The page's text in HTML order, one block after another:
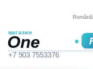
Română